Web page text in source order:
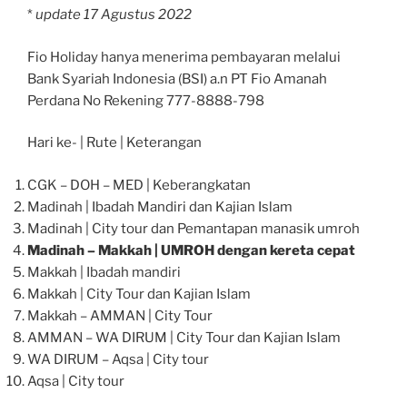
*update 17 Agustus 2022
Fio Holiday hanya menerima pembayaran melalui
Bank Syariah Indonesia (BSI) a.n PT Fio Amanah
Perdana No Rekening 777-8888-798
Hari ke- | Rute | Keterangan
CGK – DOH – MED | Keberangkatan
Madinah | Ibadah Mandiri dan Kajian Islam
Madinah | City tour dan Pemantapan manasik umroh
Madinah – Makkah | UMROH dengan kereta cepat
Makkah | Ibadah mandiri
Makkah | City Tour dan Kajian Islam
Makkah – AMMAN | City Tour
AMMAN – WA DIRUM | City Tour dan Kajian Islam
WA DIRUM – Aqsa | City tour
Aqsa | City tour